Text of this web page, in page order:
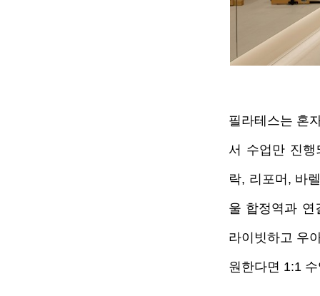
필라테스는 혼
서 수업만 진
락, 리포머, 바
울 합정역과
라이빗하고 우
원한다면 1:1